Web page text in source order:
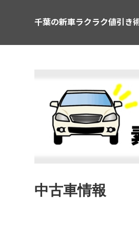
千葉の新車ラクラク値引き
中古車情報